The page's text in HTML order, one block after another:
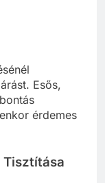
Esős,
érdemes
Tisztítása